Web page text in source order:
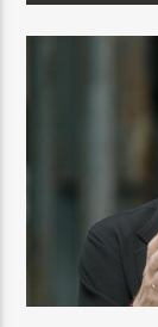
Beone Radio